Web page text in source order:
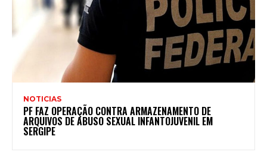
NOTICIAS
PF FAZ OPERAÇÃO CONTRA ARMAZENAMENTO DE
ARQUIVOS DE ABUSO SEXUAL INFANTOJUVENIL EM
SERGIPE